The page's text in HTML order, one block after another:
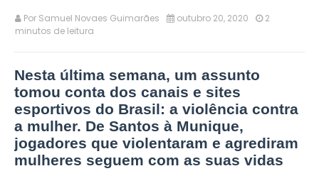
Por Samuel Novaes Guimarães outubro 20, 2020
2
minutos de leitura
Nesta última semana, um assunto
tomou conta dos canais e sites
esportivos do Brasil: a violência contra
a mulher. De Santos à Munique,
jogadores que violentaram e agrediram
mulheres seguem com as suas vidas